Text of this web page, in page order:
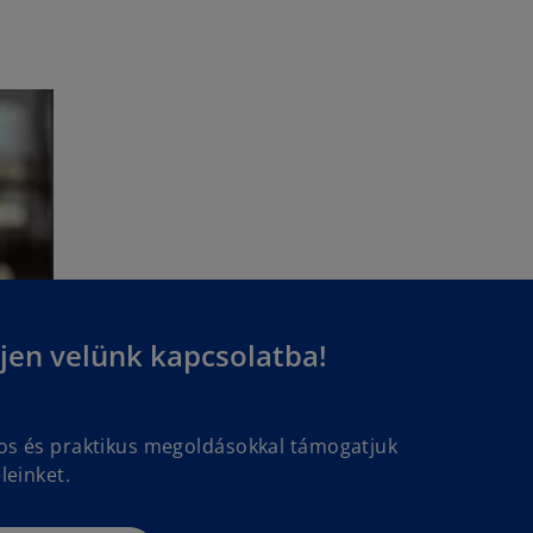
velünk kapcsolatba!
és praktikus megoldásokkal támogatjuk